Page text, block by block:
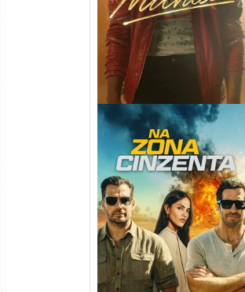
Na Zona Cinzenta Torrent
(2026) WEB-DL 1080p/4K
Dual Áudio